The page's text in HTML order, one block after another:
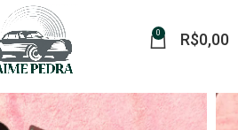
0 R$0,00